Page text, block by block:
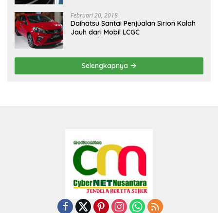
Februari 20, 2018
Daihatsu Santai Penjualan Sirion Kalah
Jauh dari Mobil LCGC
Selengkapnya